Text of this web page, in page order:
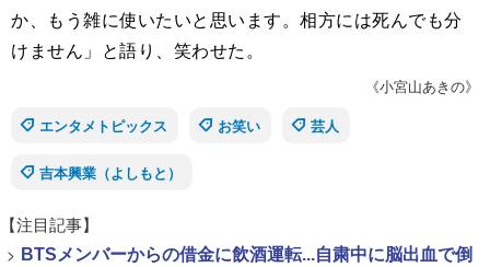
か、もう雑に使いたいと思います。相方には死んでも分
けません」と語り、笑わせた。
《小宮山あきの》
エンタメトピックス
お笑い 芸人
吉本興業（よしもと）
【注目記事】
> BTSメンバーからの借金に飲酒運転...自粛中に脳出血で倒